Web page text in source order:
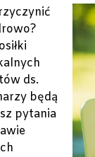
ds.
będą
pytania